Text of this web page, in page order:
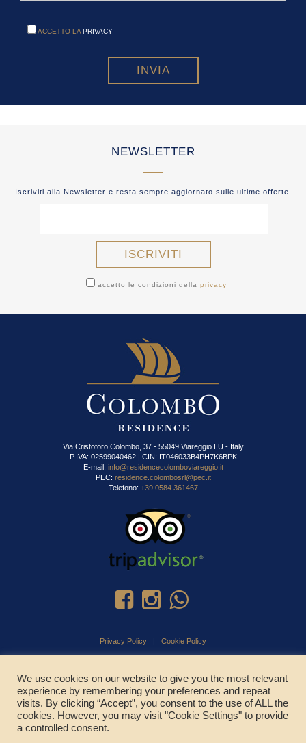
ACCETTO LAPRIVACY
NEWSLETTER
Iscriviti alla Newsletter e resta sempre aggiornato sulle ultime offerte.
accetto le condizioni dellaprivacy
Via Cristoforo Colombo, 37 - 55049 Viareggio LU - Italy
P.IVA: 02599040462 | CIN: IT046033B4PH7K6BPK
E-mail: info@residencecolomboviareggio.it
PEC: residence.colombosrl@pec.it
Telefono: +39 0584 361467
Privacy Policy | Cookie Policy
CHIAMA ADESSO
We use cookies on our website to give you the most relevant
experience by remembering your preferences and repeat
visits. By clicking “Accept”, you consent to the use of ALL the
cookies. However, you may visit "Cookie Settings" to provide
a controlled consent.